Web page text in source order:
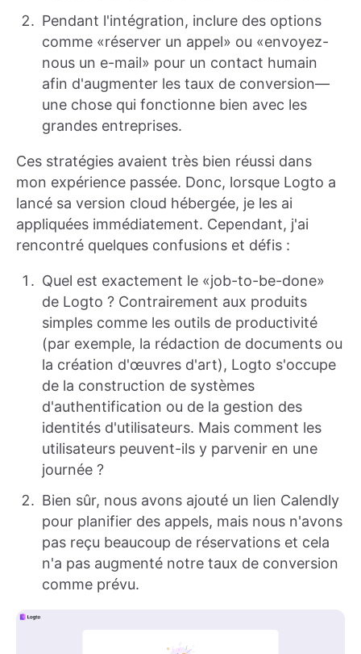
Pendant l'intégration, inclure des options
comme «réserver un appel» ou «envoyez-
nous un e-mail» pour un contact humain
afin d'augmenter les taux de conversion—
une chose qui fonctionne bien avec les
grandes entreprises.
Ces stratégies avaient très bien réussi dans
mon expérience passée. Donc, lorsque Logto a
lancé sa version cloud hébergée, je les ai
appliquées immédiatement. Cependant, j'ai
rencontré quelques confusions et défis :
Quel est exactement le «job-to-be-done»
de Logto ? Contrairement aux produits
simples comme les outils de productivité
(par exemple, la rédaction de documents ou
la création d'œuvres d'art), Logto s'occupe
de la construction de systèmes
d'authentification ou de la gestion des
identités d'utilisateurs. Mais comment les
utilisateurs peuvent-ils y parvenir en une
journée ?
Bien sûr, nous avons ajouté un lien Calendly
pour planifier des appels, mais nous n'avons
pas reçu beaucoup de réservations et cela
n'a pas augmenté notre taux de conversion
comme prévu.